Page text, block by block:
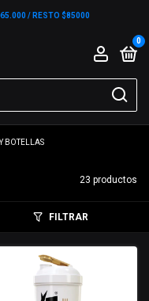
/ RESTO $85000
0
BOTELLAS
23 productos
FILTRAR